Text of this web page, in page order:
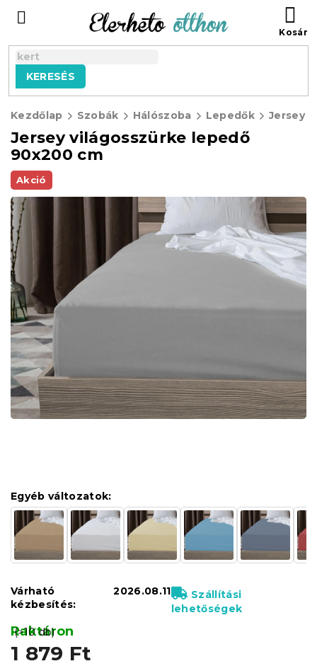
tartalomhoz
KERESÉS
Kezdőlap Szobák Hálószoba Lepedők Jersey
Jersey világosszürke lepedő
90x200 cm
Akció
1 879 Ft
Raktáron
(>10 db)
Egyéb változatok:
Várható
kézbesítés:
2026.08.11
Szállítási
lehetőségek